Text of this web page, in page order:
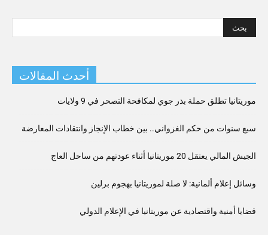
أحدث المقالات
موريتانيا تطلق حملة بذر جوي لمكافحة التصحر في 9 ولايات
سبع سنوات من حكم الغزواني.. بين خطاب الإنجاز وانتقادات المعارضة
الجيش المالي يعتقل 20 موريتانيا أثناء عودتهم من ساحل العاج
وسائل إعلام ألمانية: لا صلة لموريتانيا بهجوم برلين
قضايا أمنية واقتصادية عن موريتانيا في الإعلام الدولي